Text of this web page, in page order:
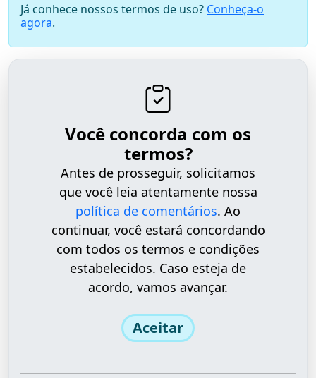
Já conhece nossos termos de uso? Conheça-o
agora.
Você concorda com os
termos?
Antes de prosseguir, solicitamos
que você leia atentamente nossa
política de comentários. Ao
continuar, você estará concordando
com todos os termos e condições
estabelecidos. Caso esteja de
acordo, vamos avançar.
Aceitar